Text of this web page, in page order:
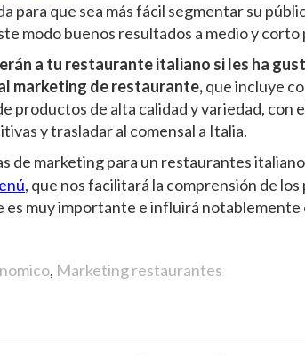
para que sea más fácil segmentar su
modo buenos resultados a medio y corto
a tu restaurante italiano si les ha
marketing de restaurante,que incluye
productos de alta calidad y variedad, con
y trasladar al comensal a Italia.
de marketing para un restaurantes
, que nos facilitará la comprensión de los
es muy importante e influirá notablemente
, Marketing restaurantes